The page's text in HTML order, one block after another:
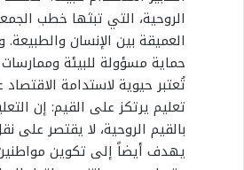
الروحية، التي تبثها خطب
العميقة بين الإنسان
حماية مسؤولة للبيئة
تُعتبر حيوية لاستدامة
تعليم يرتكز على القيم: إن
بالقيم الروحية، لا يقتصر
يهدف أيضاً إلى تكوين